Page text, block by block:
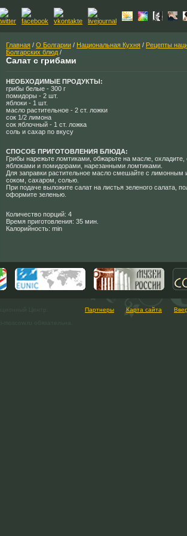
Главная / О Болгарии / Национальная Кухня / Рецепты
Болгарских блюд /
Салат с грибами
НЕОБХОДИМЫЕ ПРОДУКТЫ:
грибы белые - 300 г
помидоры - 2 шт.
яблоки - 1 шт.
масло растительное - 2 ст. ложки
сок 1/2 лимона
сок яблочный - 1 ст. ложка
соль и сахар по вкусу
СПОСОБ ПРИГОТОВЛЕНИЯ БЛЮДА:
Грибы нарежьте ломтиками, обжарьте на масле, охладите,
яблоками и помидорами, нарезанными ломтиками.
Для заправки растительное масло смешайте с лимонным
соком, сахаром, солью.
При подаче выложите салат на листья зеленого салата,
оформите зеленью.
Количество порций: 4
Время приготовления: 35 мин.
Калорийность: min
Партнеры Карта сайта